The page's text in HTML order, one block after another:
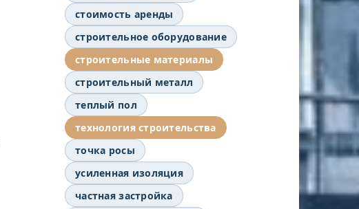
стоимость аренды
строительное оборудование
строительные материалы
строительный металл
теплый пол
технология строительства
точка росы
усиленная изоляция
частная застройка